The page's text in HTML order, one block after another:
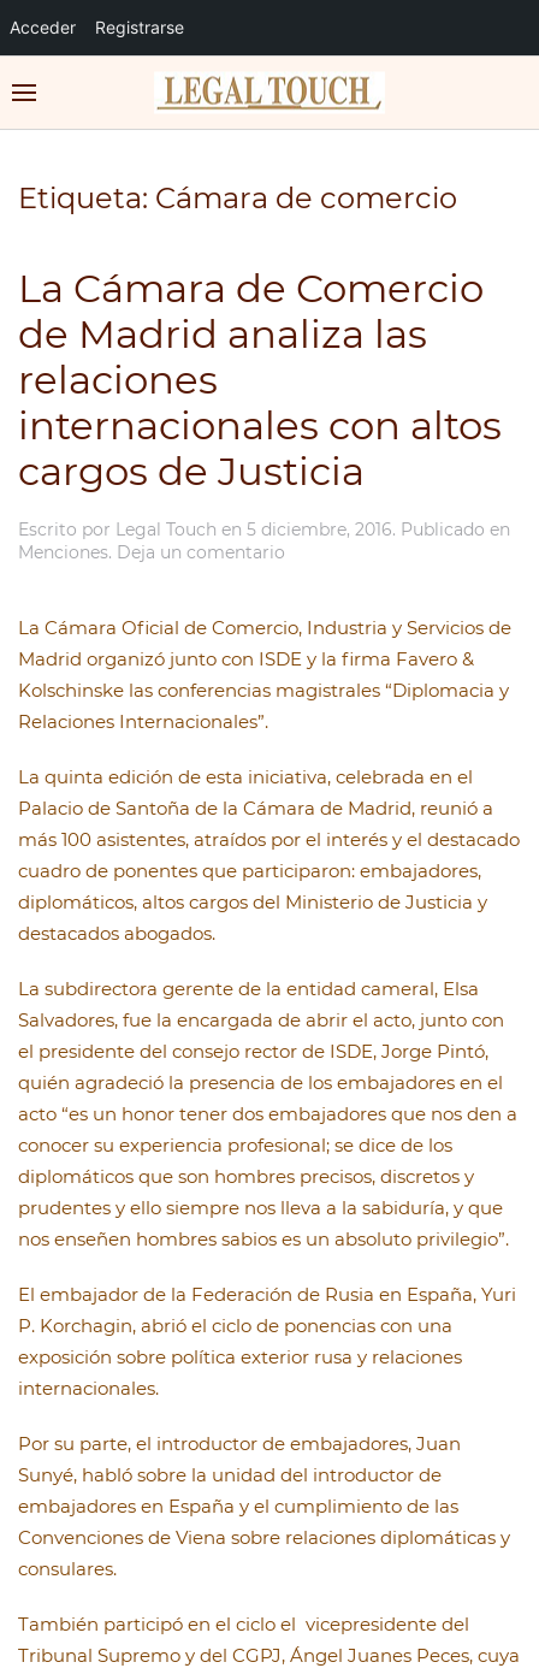
Acceder Registrarse
Etiqueta: Cámara de comercio
La Cámara de Comercio
de Madrid analiza las
relaciones
internacionales con altos
cargos de Justicia
Escrito por Legal Touch en 5 diciembre, 2016. Publicado en
Menciones. Deja un comentario
La Cámara Oficial de Comercio, Industria y Servicios de
Madrid organizó junto con ISDE y la firma Favero &
Kolschinske las conferencias magistrales “Diplomacia y
Relaciones Internacionales”.
La quinta edición de esta iniciativa, celebrada en el
Palacio de Santoña de la Cámara de Madrid, reunió a
más 100 asistentes, atraídos por el interés y el destacado
cuadro de ponentes que participaron: embajadores,
diplomáticos, altos cargos del Ministerio de Justicia y
destacados abogados.
La subdirectora gerente de la entidad cameral, Elsa
Salvadores, fue la encargada de abrir el acto, junto con
el presidente del consejo rector de ISDE, Jorge Pintó,
quién agradeció la presencia de los embajadores en el
acto “es un honor tener dos embajadores que nos den a
conocer su experiencia profesional; se dice de los
diplomáticos que son hombres precisos, discretos y
prudentes y ello siempre nos lleva a la sabiduría, y que
nos enseñen hombres sabios es un absoluto privilegio”.
El embajador de la Federación de Rusia en España, Yuri
P. Korchagin, abrió el ciclo de ponencias con una
exposición sobre política exterior rusa y relaciones
internacionales.
Por su parte, el introductor de embajadores, Juan
Sunyé, habló sobre la unidad del introductor de
embajadores en España y el cumplimiento de las
Convenciones de Viena sobre relaciones diplomáticas y
consulares.
También participó en el ciclo el vicepresidente del
Tribunal Supremo y del CGPJ, Ángel Juanes Peces, cuya